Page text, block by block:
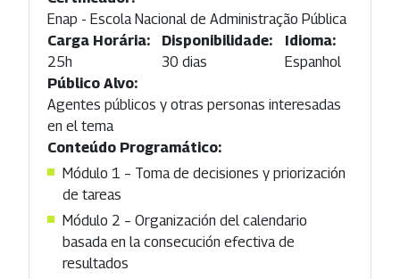
Enap - Escola Nacional de Administração Pública
Carga Horária:
25h
Disponibilidade:
30 dias
Idioma:
Espanhol
Público Alvo:
Agentes públicos y otras personas interesadas
en el tema
Conteúdo Programático:
Módulo 1 – Toma de decisiones y priorización
de tareas
Módulo 2 – Organización del calendario
basada en la consecución efectiva de
resultados